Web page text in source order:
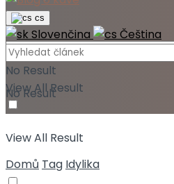
No Result
View All Result
cs
Slovenčina Čeština
No Result
View All Result
Domů Tag Idylika